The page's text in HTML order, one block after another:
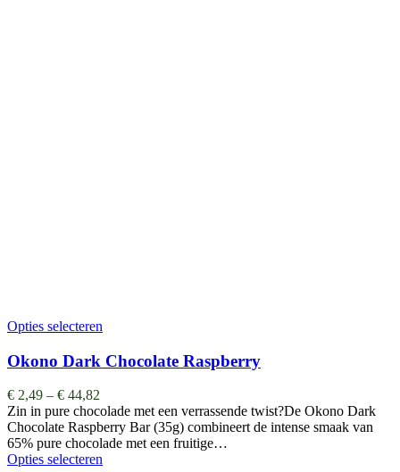
Opties selecteren
Okono Dark Chocolate Raspberry
€ 2,49 – € 44,82
Zin in pure chocolade met een verrassende twist?De Okono Dark
Chocolate Raspberry Bar (35g) combineert de intense smaak van
65% pure chocolade met een fruitige…
Opties selecteren